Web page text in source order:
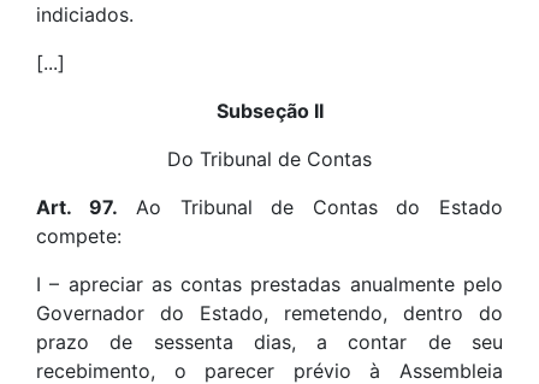
indiciados.
[...]
Subseção II
Do Tribunal de Contas
Art. 97. Ao Tribunal de Contas do Estado
compete:
I – apreciar as contas prestadas anualmente pelo
Governador do Estado, remetendo, dentro do
prazo de sessenta dias, a contar de seu
recebimento, o parecer prévio à Assembleia